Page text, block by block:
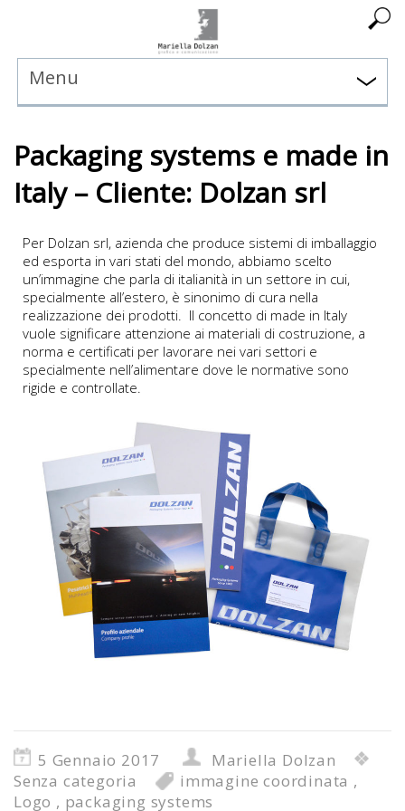
Menu
Packaging systems e made in
Italy – Cliente: Dolzan srl
Per Dolzan srl, azienda che produce sistemi di imballaggio
ed esporta in vari stati del mondo, abbiamo scelto
un’immagine che parla di italianità in un settore in cui,
specialmente all’estero, è sinonimo di cura nella
realizzazione dei prodotti. Il concetto di made in Italy
vuole significare attenzione ai materiali di costruzione, a
norma e certificati per lavorare nei vari settori e
specialmente nell’alimentare dove le normative sono
rigide e controllate.
5 Gennaio 2017
Mariella Dolzan
Senza categoria
immagine coordinata ,
Logo , packaging systems